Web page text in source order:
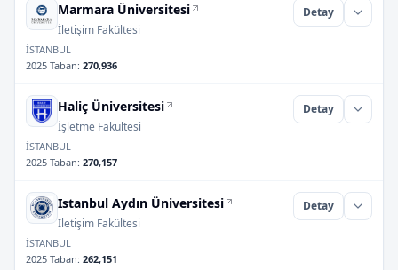
Marmara Üniversitesi
İletişim Fakültesi
Detay
İSTANBUL
2025 Taban: 270,936
Haliç Üniversitesi
İşletme Fakültesi
Detay
İSTANBUL
2025 Taban: 270,157
Istanbul Aydın Üniversitesi
İletişim Fakültesi
Detay
İSTANBUL
2025 Taban: 262,151